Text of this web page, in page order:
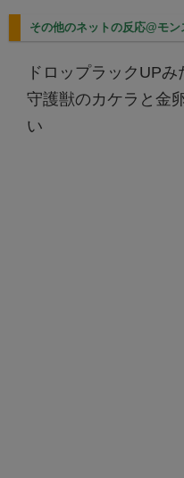
その他のネットの反応@モ
ドロップラックUP
守護獣のカケラと金
い